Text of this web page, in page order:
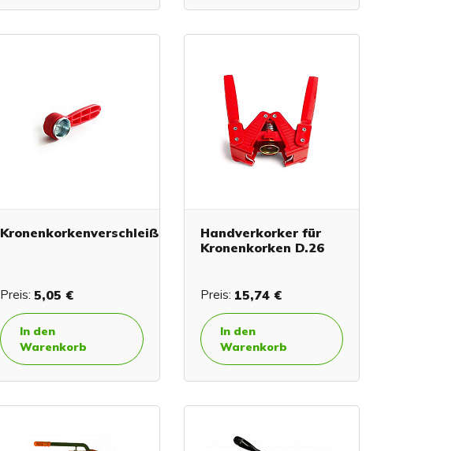
Kronenkorkenverschleißer
Preis: 5,05 €
In den
Warenkorb
Handverkorker für
Kronenkorken D.26
Preis: 15,74 €
In den
Warenkorb